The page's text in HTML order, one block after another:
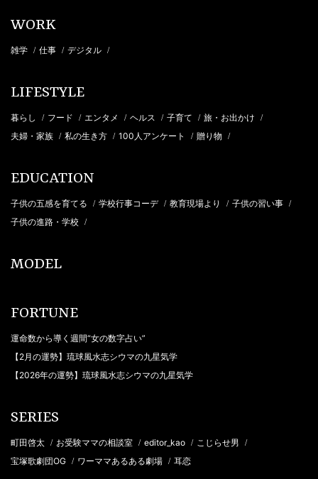
WORK
雑学 / 仕事 / デジタル /
LIFESTYLE
暮らし / フード / エンタメ / ヘルス / 子育て / 旅・お出かけ /
夫婦・家族 / 私の生き方 / 100人アンケート / 贈り物 /
EDUCATION
子供の五感を育てる / 学校行事コーデ / 教育現場より / 子供の習い事 /
子供の進路・学校 /
MODEL
FORTUNE
運命数から導く週間“女の数字占い”
【2月の運勢】琉球風水志シウマの九星気学
【2026年の運勢】琉球風水志シウマの九星気学
SERIES
町田啓太 / お受験ママの相談室 / editor_kao / こじらせ男 /
宝塚歌劇団OG / ワーママあるある劇場 / 耳恋